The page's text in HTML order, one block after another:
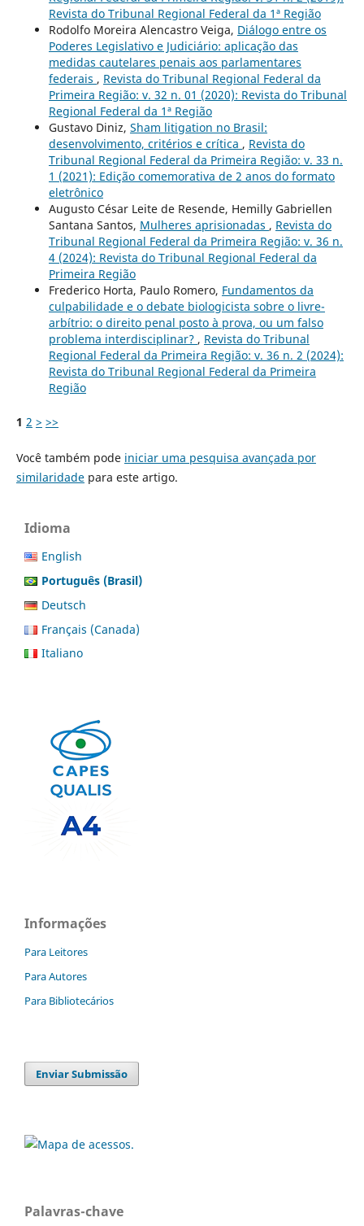
Revista do Tribunal Regional Federal da 1ª Região
Rodolfo Moreira Alencastro Veiga, Diálogo entre os
Poderes Legislativo e Judiciário: aplicação das
medidas cautelares penais aos parlamentares
federais , Revista do Tribunal Regional Federal da
Primeira Região: v. 32 n. 01 (2020): Revista do Tribunal
Regional Federal da 1ª Região
Gustavo Diniz, Sham litigation no Brasil:
desenvolvimento, critérios e crítica , Revista do
Tribunal Regional Federal da Primeira Região: v. 33 n.
1 (2021): Edição comemorativa de 2 anos do formato
eletrônico
Augusto César Leite de Resende, Hemilly Gabriellen
Santana Santos, Mulheres aprisionadas , Revista do
Tribunal Regional Federal da Primeira Região: v. 36 n.
4 (2024): Revista do Tribunal Regional Federal da
Primeira Região
Frederico Horta, Paulo Romero, Fundamentos da
culpabilidade e o debate biologicista sobre o livre-
arbítrio: o direito penal posto à prova, ou um falso
problema interdisciplinar? , Revista do Tribunal
Regional Federal da Primeira Região: v. 36 n. 2 (2024):
Revista do Tribunal Regional Federal da Primeira
Região
1 2 > >>
Você também pode iniciar uma pesquisa avançada por
similaridadepara este artigo.
Idioma
English
Português (Brasil)
Deutsch
Français (Canada)
Italiano
Informações
Para Leitores
Para Autores
Para Bibliotecários
Enviar Submissão
Palavras-chave